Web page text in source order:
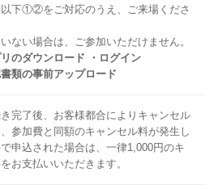
以下①②をご対応のうえ、ご来場くださ
ない場合は、ご参加いただけません。
のダウンロード ・ログイン
類の事前アップロード
完了後、お客様都合によりキャンセル
参加費と同額のキャンセル料が発生し
申込された場合は、一律1,000円のキ
お支払いいただきます。